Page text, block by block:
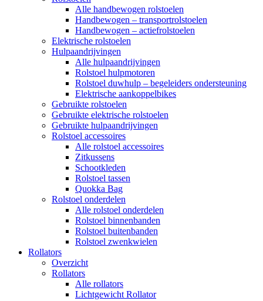
Alle handbewogen rolstoelen
Handbewogen – transportrolstoelen
Handbewogen – actiefrolstoelen
Elektrische rolstoelen
Hulpaandrijvingen
Alle hulpaandrijvingen
Rolstoel hulpmotoren
Rolstoel duwhulp – begeleiders ondersteuning
Elektrische aankoppelbikes
Gebruikte rolstoelen
Gebruikte elektrische rolstoelen
Gebruikte hulpaandrijvingen
Rolstoel accessoires
Alle rolstoel accessoires
Zitkussens
Schootkleden
Rolstoel tassen
Quokka Bag
Rolstoel onderdelen
Alle rolstoel onderdelen
Rolstoel binnenbanden
Rolstoel buitenbanden
Rolstoel zwenkwielen
Rollators
Overzicht
Rollators
Alle rollators
Lichtgewicht Rollator